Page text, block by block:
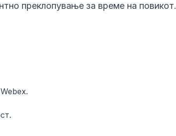
преклопување за време на повикот.